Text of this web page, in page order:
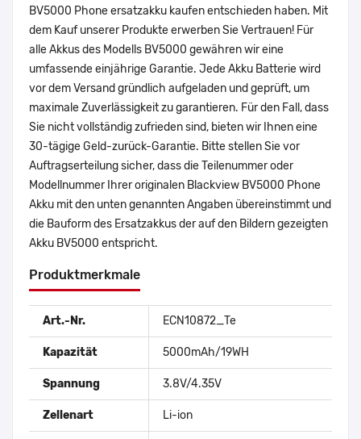
BV5000 Phone ersatzakku kaufen entschieden haben. Mit
dem Kauf unserer Produkte erwerben Sie Vertrauen! Für
alle Akkus des Modells BV5000 gewähren wir eine
umfassende einjährige Garantie. Jede Akku Batterie wird
vor dem Versand gründlich aufgeladen und geprüft, um
maximale Zuverlässigkeit zu garantieren. Für den Fall, dass
Sie nicht vollständig zufrieden sind, bieten wir Ihnen eine
30-tägige Geld-zurück-Garantie. Bitte stellen Sie vor
Auftragserteilung sicher, dass die Teilenummer oder
Modellnummer Ihrer originalen Blackview BV5000 Phone
Akku mit den unten genannten Angaben übereinstimmt und
die Bauform des Ersatzakkus der auf den Bildern gezeigten
Akku BV5000 entspricht.
Produktmerkmale
Art.-Nr. ECN10872_Te
Kapazität 5000mAh/19WH
Spannung 3.8V/4.35V
Zellenart Li-ion